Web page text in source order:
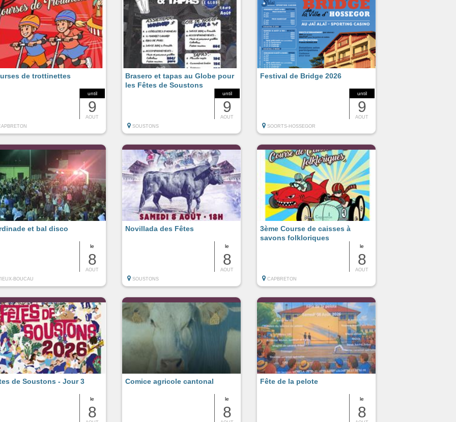
until
9
AOUT
de trottinettes
until
9
AOUT
Brasero et tapas au Globe pour
les Fêtes de Soustons
SOUSTONS
until
9
AOUT
Festival de Bridge 2026
SOORTS-HOSSEGOR
le
8
AOUT
et bal disco
BOUCAU
le
8
AOUT
Novillada des Fêtes
SOUSTONS
le
8
AOUT
3ème Course de caisses à
savons folkloriques
CAPBRETON
le
8
de Soustons - Jour 3
le
8
Comice agricole cantonal
le
8
Fête de la pelote